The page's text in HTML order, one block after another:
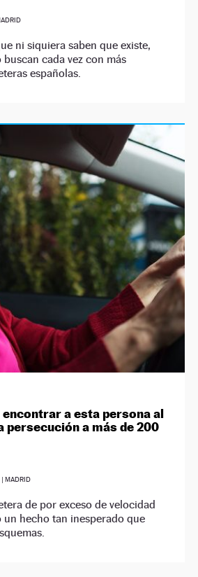
ni siquiera saben que existe,
cada vez con más
españolas.
encontrar a esta persona al
persecución a más de 200
| MADRID
de por exceso de velocidad
un hecho tan inesperado que